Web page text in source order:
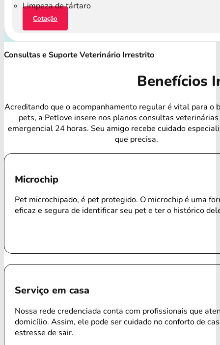
Limpeza de tártaro
Cotação
Consultas e Suporte Veterinário Irrestrito
Benefícios
Acreditando que o acompanhamento regular é vital para o
pets, a Petlove insere nos planos consultas
emergencial 24 horas. Seu amigo recebe cuidado
que precisa.
Microchip
Pet microchipado, é pet protegido. O microchip é uma
eficaz e segura de identificar seu pet e ter o histórico
Serviço em casa
Nossa rede credenciada conta com profissionais que
domicílio. Assim, ele pode ser cuidado no conforto de
estresse de sair.